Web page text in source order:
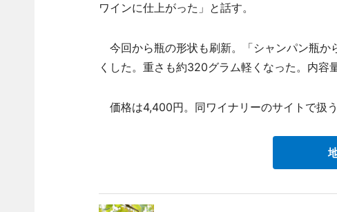
ワインに仕上がった」と話す。
今回から瓶の形状も刷新。「シャンパン瓶か
くした。重さも約320グラム軽くなった。内容
価格は4,400円。同ワイナリーのサイトで扱う